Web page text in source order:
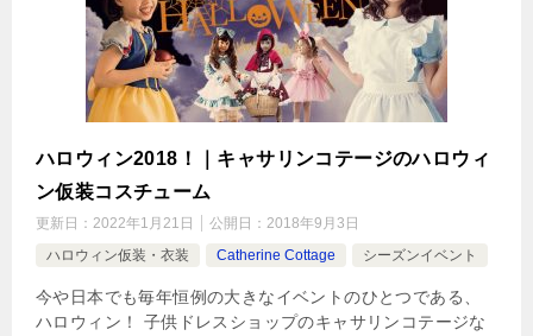
ハロウィン2018！｜キャサリンコテージのハロウィ
ン仮装コスチューム
更新日： 2022年1月21日 公開日： 2018年9月3日
ハロウィン仮装・衣装
Catherine Cottage シーズンイベント
今や日本でも毎年恒例の大きなイベントのひとつである、
ハロウィン！ 子供ドレスショップのキャサリンコテージな